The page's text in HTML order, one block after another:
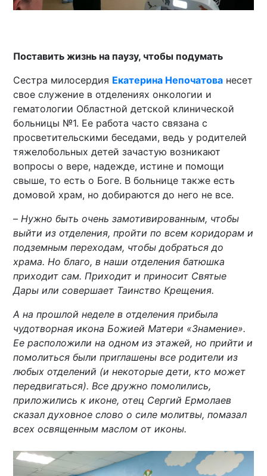
Поставить жизнь на паузу, чтобы подумать
Сестра милосердия Екатерина Непочатова несет
свое служение в отделениях онкологии и
гематологии Областной детской клинической
больницы №1. Ее работа часто связана с
просветительскими беседами, ведь у родителей
тяжелобольных детей зачастую возникают
вопросы о вере, надежде, истине и помощи
свыше, то есть о Боге. В больнице также есть
домовой храм, но добираются до него не все.
–Нужно быть очень замотивированным, чтобы
выйти из отделения, пройти по всем коридорам и
подземным переходам, чтобы добраться до
храма. Но благо, в наши отделения батюшка
приходит сам. Приходит и приносит Святые
Дары или совершает Таинство Крещения.
А на прошлой неделе в отделения прибыла
чудотворная икона Божией Матери «Знамение».
Ее расположили на одном из этажей, но прийти и
помолиться были приглашены все родители из
любых отделений (и некоторые дети, кто может
передвигаться). Все дружно помолились,
приложились к иконе, отец Сергий Ермолаев
сказал духовное слово о силе молитвы, помазал
всех освященным маслом от иконы.